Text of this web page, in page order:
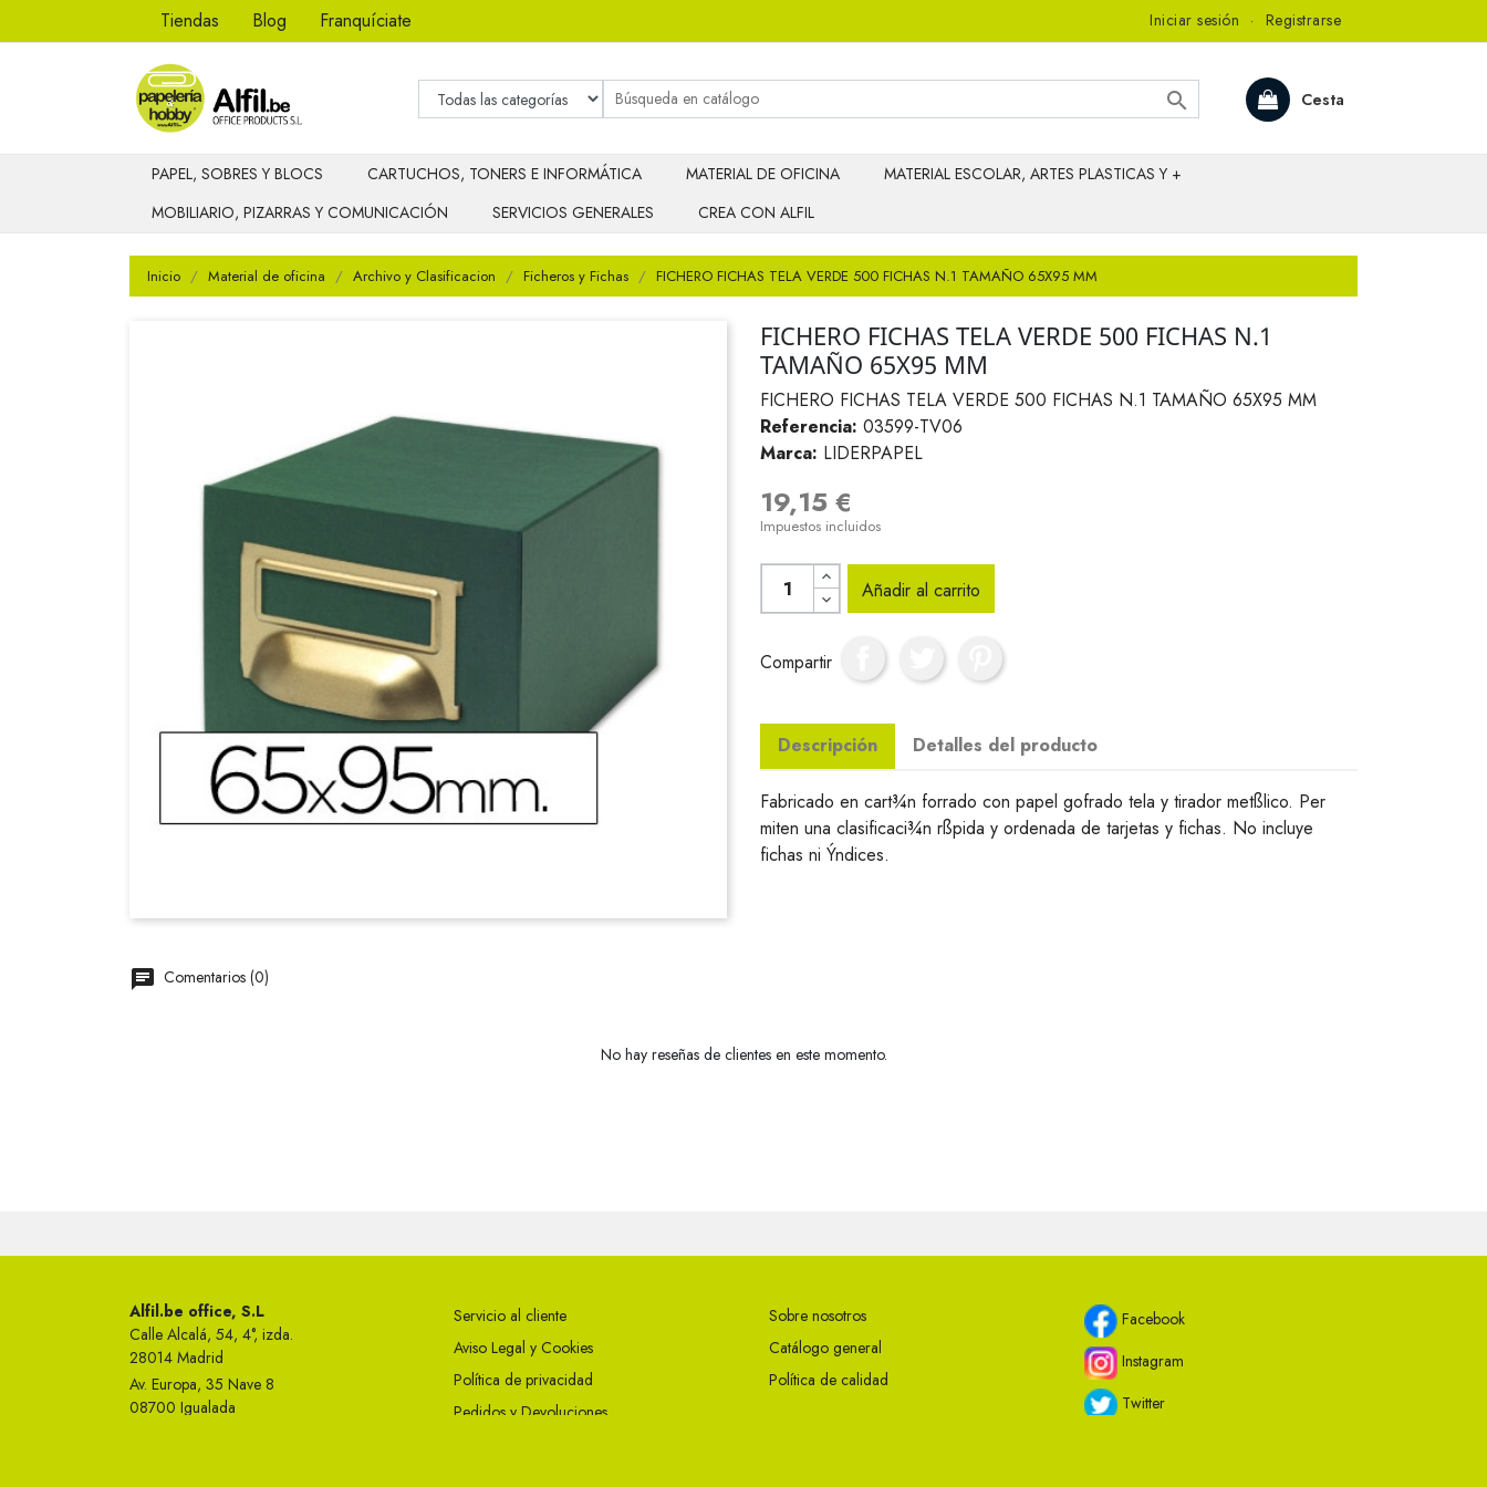
Tiendas Blog Franquíciate Iniciar sesión · Registrarse
Cesta

PAPEL, SOBRES Y BLOCS CARTUCHOS, TONERS E INFORMÁTICA MATERIAL DE OFICINA
MATERIAL ESCOLAR, ARTES PLASTICAS Y +
MOBILIARIO, PIZARRAS Y COMUNICACIÓN
SERVICIOS GENERALES CREA CON ALFIL
Inicio Material de oficina Archivo y Clasificacion Ficheros y Fichas FICHERO FICHAS TELA VERDE 500 FICHAS N.1 TAMAÑO 65X95 MM
FICHERO FICHAS TELA VERDE 500 FICHAS N.1
TAMAÑO 65X95 MM
FICHERO FICHAS TELA VERDE 500 FICHAS N.1 TAMAÑO 65X95 MM
Referencia: 03599-TV06
Marca: LIDERPAPEL
19,15 €
Impuestos incluidos
Añadir al carrito
Compartir
Descripción Detalles del producto
Fabricado en cart¾n forrado con papel gofrado tela y tirador metßlico. Per
miten una clasificaci¾n rßpida y ordenada de tarjetas y fichas. No incluye
fichas ni Ýndices.
Comentarios (0)
No hay reseñas de clientes en este momento.
Alfil.be office, S.L
Calle Alcalá, 54, 4°, izda.
28014 Madrid
Av. Europa, 35 Nave 8
08700 Igualada
Servicio al cliente
Aviso Legal y Cookies
Política de privacidad
Pedidos y Devoluciones
Sobre nosotros
Catálogo general
Política de calidad
Facebook
Instagram
Twitter